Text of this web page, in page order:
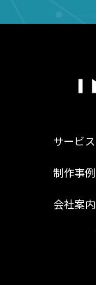
サービス
制作事例
会社案内